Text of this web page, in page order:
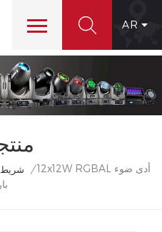
AR
مصابيح LED شريط / 12x12W RGBAL أدى ضوء
بار